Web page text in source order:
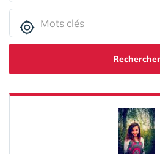
Rechercher